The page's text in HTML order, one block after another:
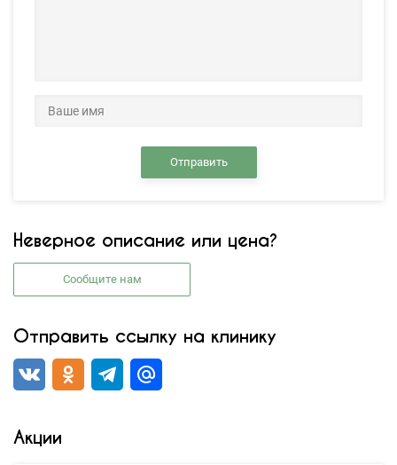
Отправить
Неверное описание или цена?
Сообщите нам
Отправить ссылку на клинику
Акции